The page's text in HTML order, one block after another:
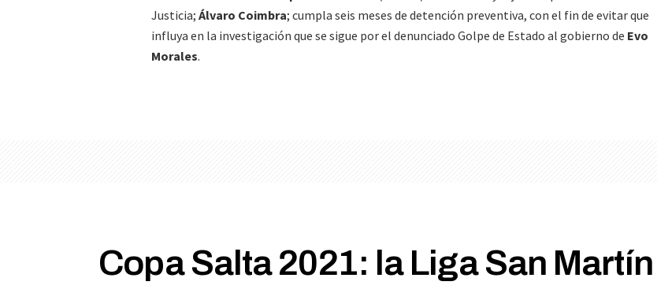
Justicia; Álvaro Coimbra; cumpla seis meses de detención preventiva, con el fin de evitar que
influya en la investigación que se sigue por el denunciado Golpe de Estado al gobierno de Evo
Morales.
Copa Salta 2021: la Liga San Martín